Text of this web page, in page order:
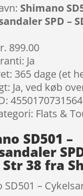
Shimano
SPD –
899.00
Ja
365 dage (et
Ja, ved køb
4550170731564
Flats &
SD501 –
Str 38 fra
SD501 –